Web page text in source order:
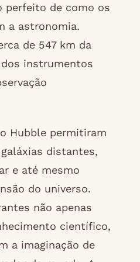
perfeito de como os
a astronomia.
de 547 km da
instrumentos
Hubble permitiram
distantes,
e até mesmo
do universo.
não apenas
científico,
a imaginação de